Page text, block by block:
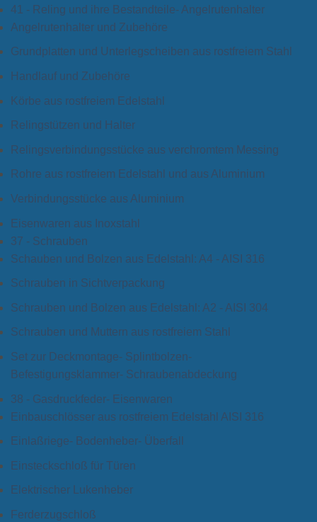
41 - Reling und ihre Bestandteile- Angelrutenhalter
Angelrutenhalter und Zubehöre
Grundplatten und Unterlegscheiben aus rostfreiem Stahl
Handlauf und Zubehöre
Körbe aus rostfreiem Edelstahl
Relingstützen und Halter
Relingsverbindungsstücke aus verchromtem Messing
Rohre aus rostfreiem Edelstahl und aus Aluminium
Verbindungsstücke aus Aluminium
Eisenwaren aus Inoxstahl
37 - Schrauben
Schauben und Bolzen aus Edelstahl: A4 - AISI 316
Schrauben in Sichtverpackung
Schrauben und Bolzen aus Edelstahl: A2 - AISI 304
Schrauben und Muttern aus rostfreiem Stahl
Set zur Deckmontage- Splintbolzen-
Befestigungsklammer- Schraubenabdeckung
38 - Gasdruckfeder- Eisenwaren
Einbauschlösser aus rostfreiem Edelstahl AISI 316
Einlaßriege- Bodenheber- Überfall
Einsteckschloß für Türen
Elektrischer Lukenheber
Ferderzugschloß